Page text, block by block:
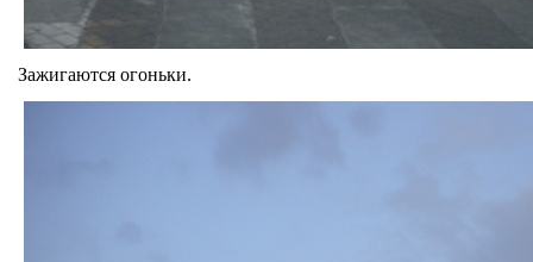
Зажигаются огоньки.